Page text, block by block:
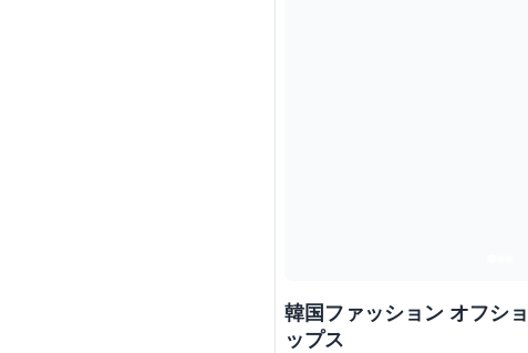
韓国ファッション オフシ
ップス